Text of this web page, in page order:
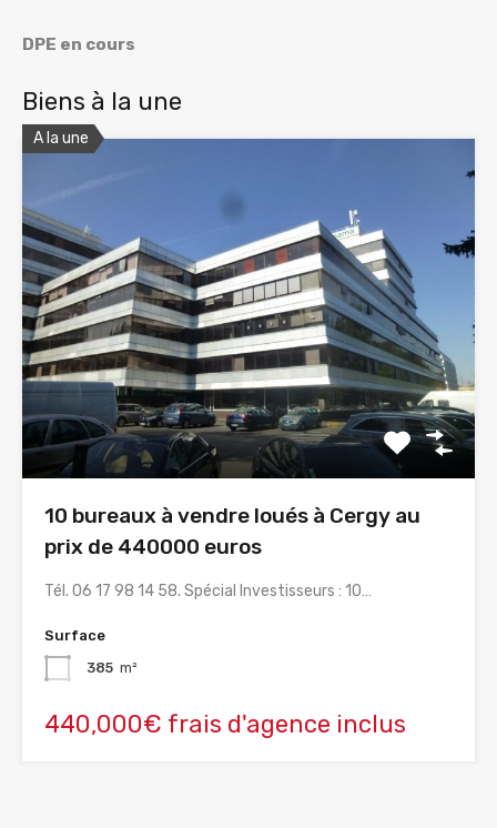
DPE en cours
Biens à la une
A la une
10 bureaux à vendre loués à Cergy au
prix de 440000 euros
Tél. 06 17 98 14 58. Spécial Investisseurs : 10…
Surface
385 m²
440,000€ frais d'agence inclus